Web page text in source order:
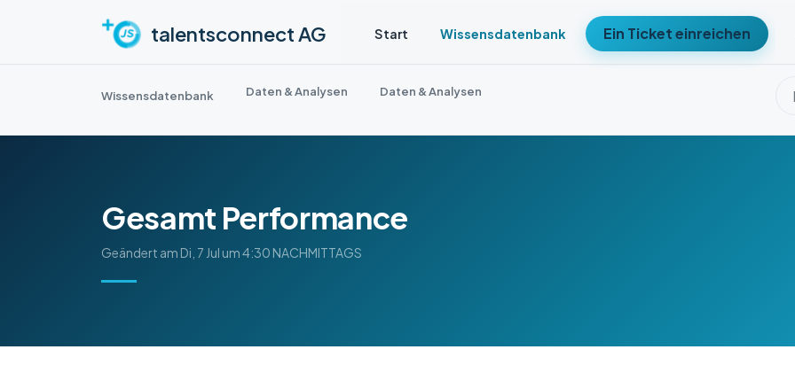
talentsconnect AG Start Wissensdatenbank Ein Ticket einreichen
Wissensdatenbank Daten & Analysen Daten & Analysen
Gesamt Performance
Geändert am Di, 7 Jul um 4:30 NACHMITTAGS